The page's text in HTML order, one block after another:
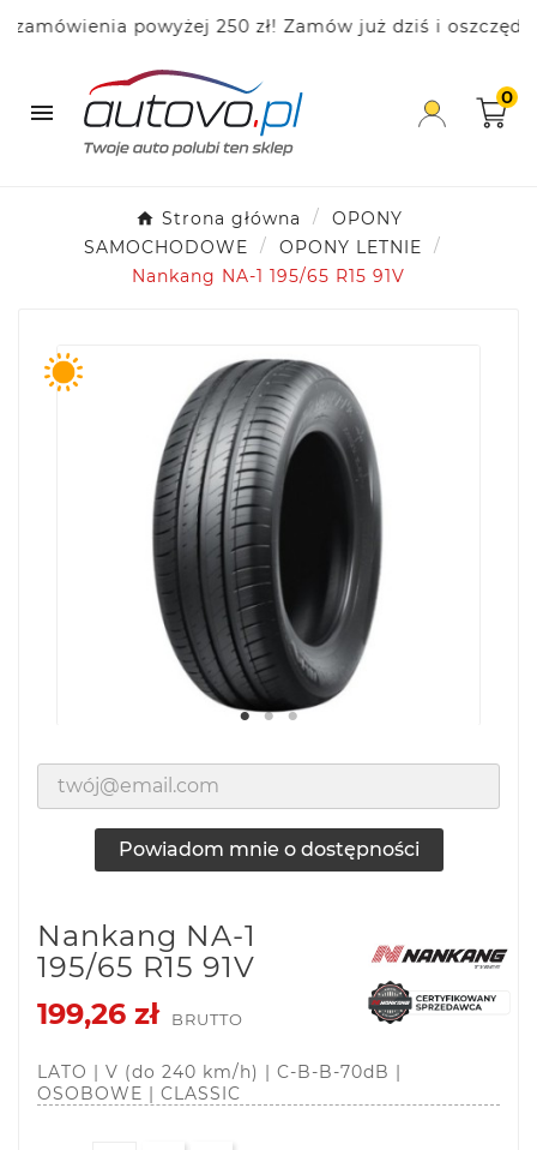
powyżej 250 zł! Zamów już dziś i oszczędzaj!

0
Strona główna
OPONY
SAMOCHODOWE
OPONY LETNIE
Nankang NA-1 195/65 R15 91V
Powiadom mnie o dostępności
Nankang NA-1
195/65 R15 91V
199,26 zł
BRUTTO
LATO | V (do 240 km/h) | C-B-B-70dB |
OSOBOWE | CLASSIC